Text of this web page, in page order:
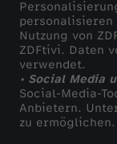
Nutzung von
ZDFtivi. Daten
verwendet.
• Social Media
Social-Media-
Anbietern.
zu ermöglichen.